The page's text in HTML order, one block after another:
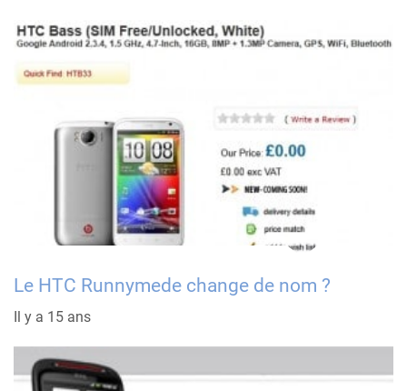
Le HTC Runnymede change de nom ?
Il y a 15 ans